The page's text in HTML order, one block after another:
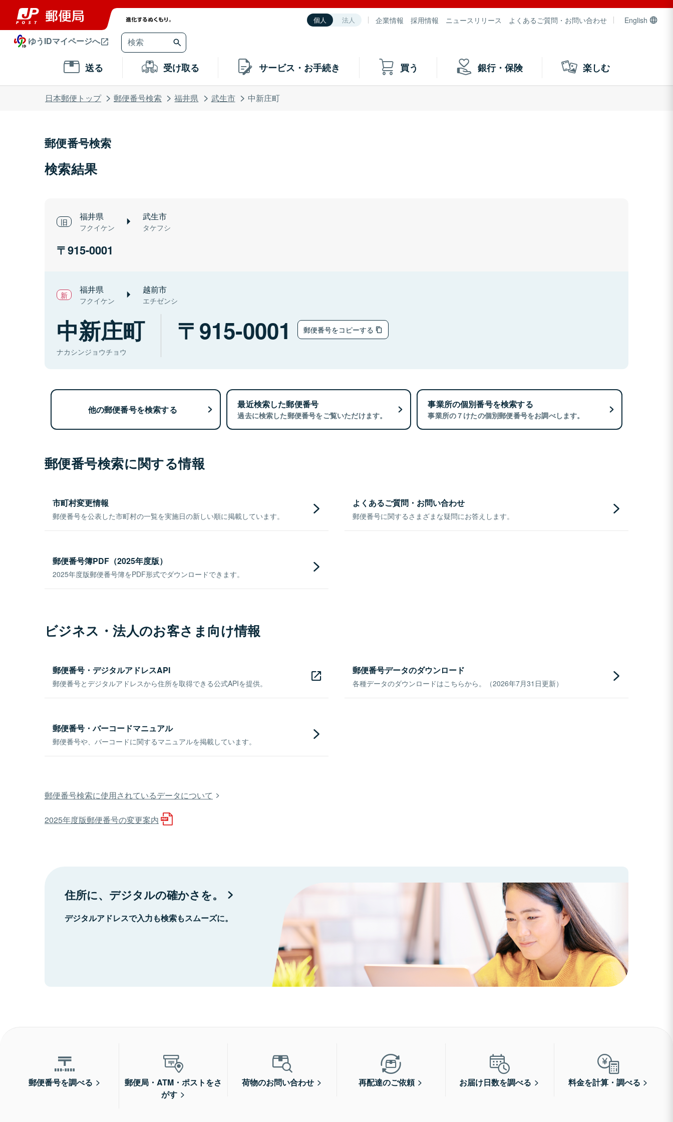
個人 法人 企業情報 採用情報 ニュースリリース よくあるご質問・お問い合わせ English
ゆうIDマイページへ
送る 受け取る サービス・お手続き 買う 銀行・保険 楽しむ
日本郵便トップ 郵便番号検索 福井県 武生市 中新庄町
郵便番号検索
検索結果
福井県
フクイケン
武生市
タケフシ
915-0001
福井県
フクイケン
越前市
エチゼンシ
中新庄町
ナカシンジョウチョウ
915-0001 郵便番号をコピーする
他の郵便番号を検索する 最近検索した郵便番号
過去に検索した郵便番号をご覧いただけます。
事業所の個別番号を検索する
事業所の７けたの個別郵便番号をお調べします。
郵便番号検索に関する情報
市町村変更情報
郵便番号を公表した市町村の一覧を実施日の新しい順に掲載しています。
よくあるご質問・お問い合わせ
郵便番号に関するさまざまな疑問にお答えします。
郵便番号簿PDF（2025年度版）
2025年度版郵便番号簿をPDF形式でダウンロードできます。
ビジネス・法人のお客さま向け情報
郵便番号・デジタルアドレスAPI
郵便番号とデジタルアドレスから住所を取得できる公式APIを提供。
郵便番号データのダウンロード
各種データのダウンロードはこちらから。（2026年7月31日更新）
郵便番号・バーコードマニュアル
郵便番号や、バーコードに関するマニュアルを掲載しています。
郵便番号検索に使用されているデータについて
2025年度版郵便番号の変更案内
住所に、デジタルの確かさを。
デジタルアドレスで入力も検索もスムーズに。
郵便番号を調べる
郵便局・ATM・ポストをさ
がす
荷物のお問い合わせ 再配達のご依頼 お届け日数を調べる 料金を計算・調べる